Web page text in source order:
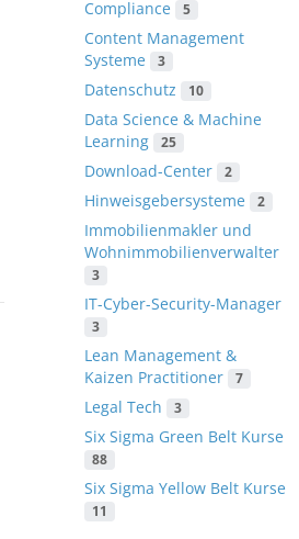
Compliance 5
Content Management
Systeme
3
Datenschutz 10
Data Science & Machine
Learning
25
Download-Center 2
Hinweisgebersysteme 2
Immobilienmakler und
Wohnimmobilienverwalter
3
IT-Cyber-Security-Manager
3
Lean Management &
Kaizen Practitioner
7
Legal Tech 3
Six Sigma Green Belt Kurse
88
Six Sigma Yellow Belt Kurse
11